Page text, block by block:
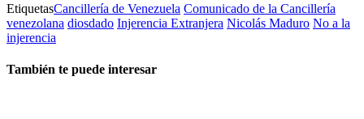
EtiquetasCancillería de Venezuela Comunicado de la Cancillería
venezolana diosdado Injerencia Extranjera Nicolás Maduro No a la
injerencia
También te puede interesar